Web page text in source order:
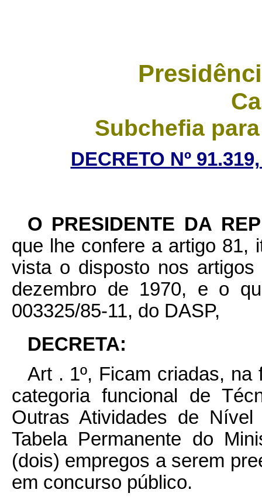
Subchefia
DECRETO Nº
O PRESIDENTE DA
que lhe confere a artigo 81,
vista o disposto nos
dezembro de 1970, e o
003325/85-11, do DASP,
DECRETA:
Art . 1º, Ficam criadas,
categoria funcional de
Outras Atividades de Nível
Tabela Permanente do
(dois) empregos a serem
em concurso público.